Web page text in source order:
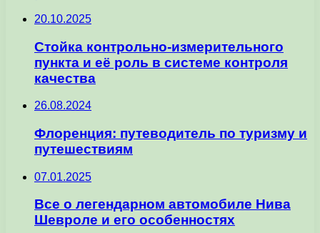
20.10.2025
Стойка контрольно-измерительного
пункта и её роль в системе контроля
качества
26.08.2024
Флоренция: путеводитель по туризму и
путешествиям
07.01.2025
Все о легендарном автомобиле Нива
Шевроле и его особенностях